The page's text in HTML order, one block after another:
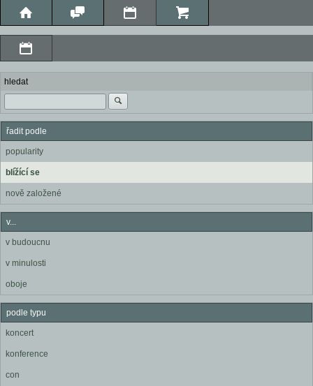
hledat
řadit podle
popularity
blížící se
nově založené
v...
v budoucnu
v minulosti
oboje
podle typu
koncert
konference
con